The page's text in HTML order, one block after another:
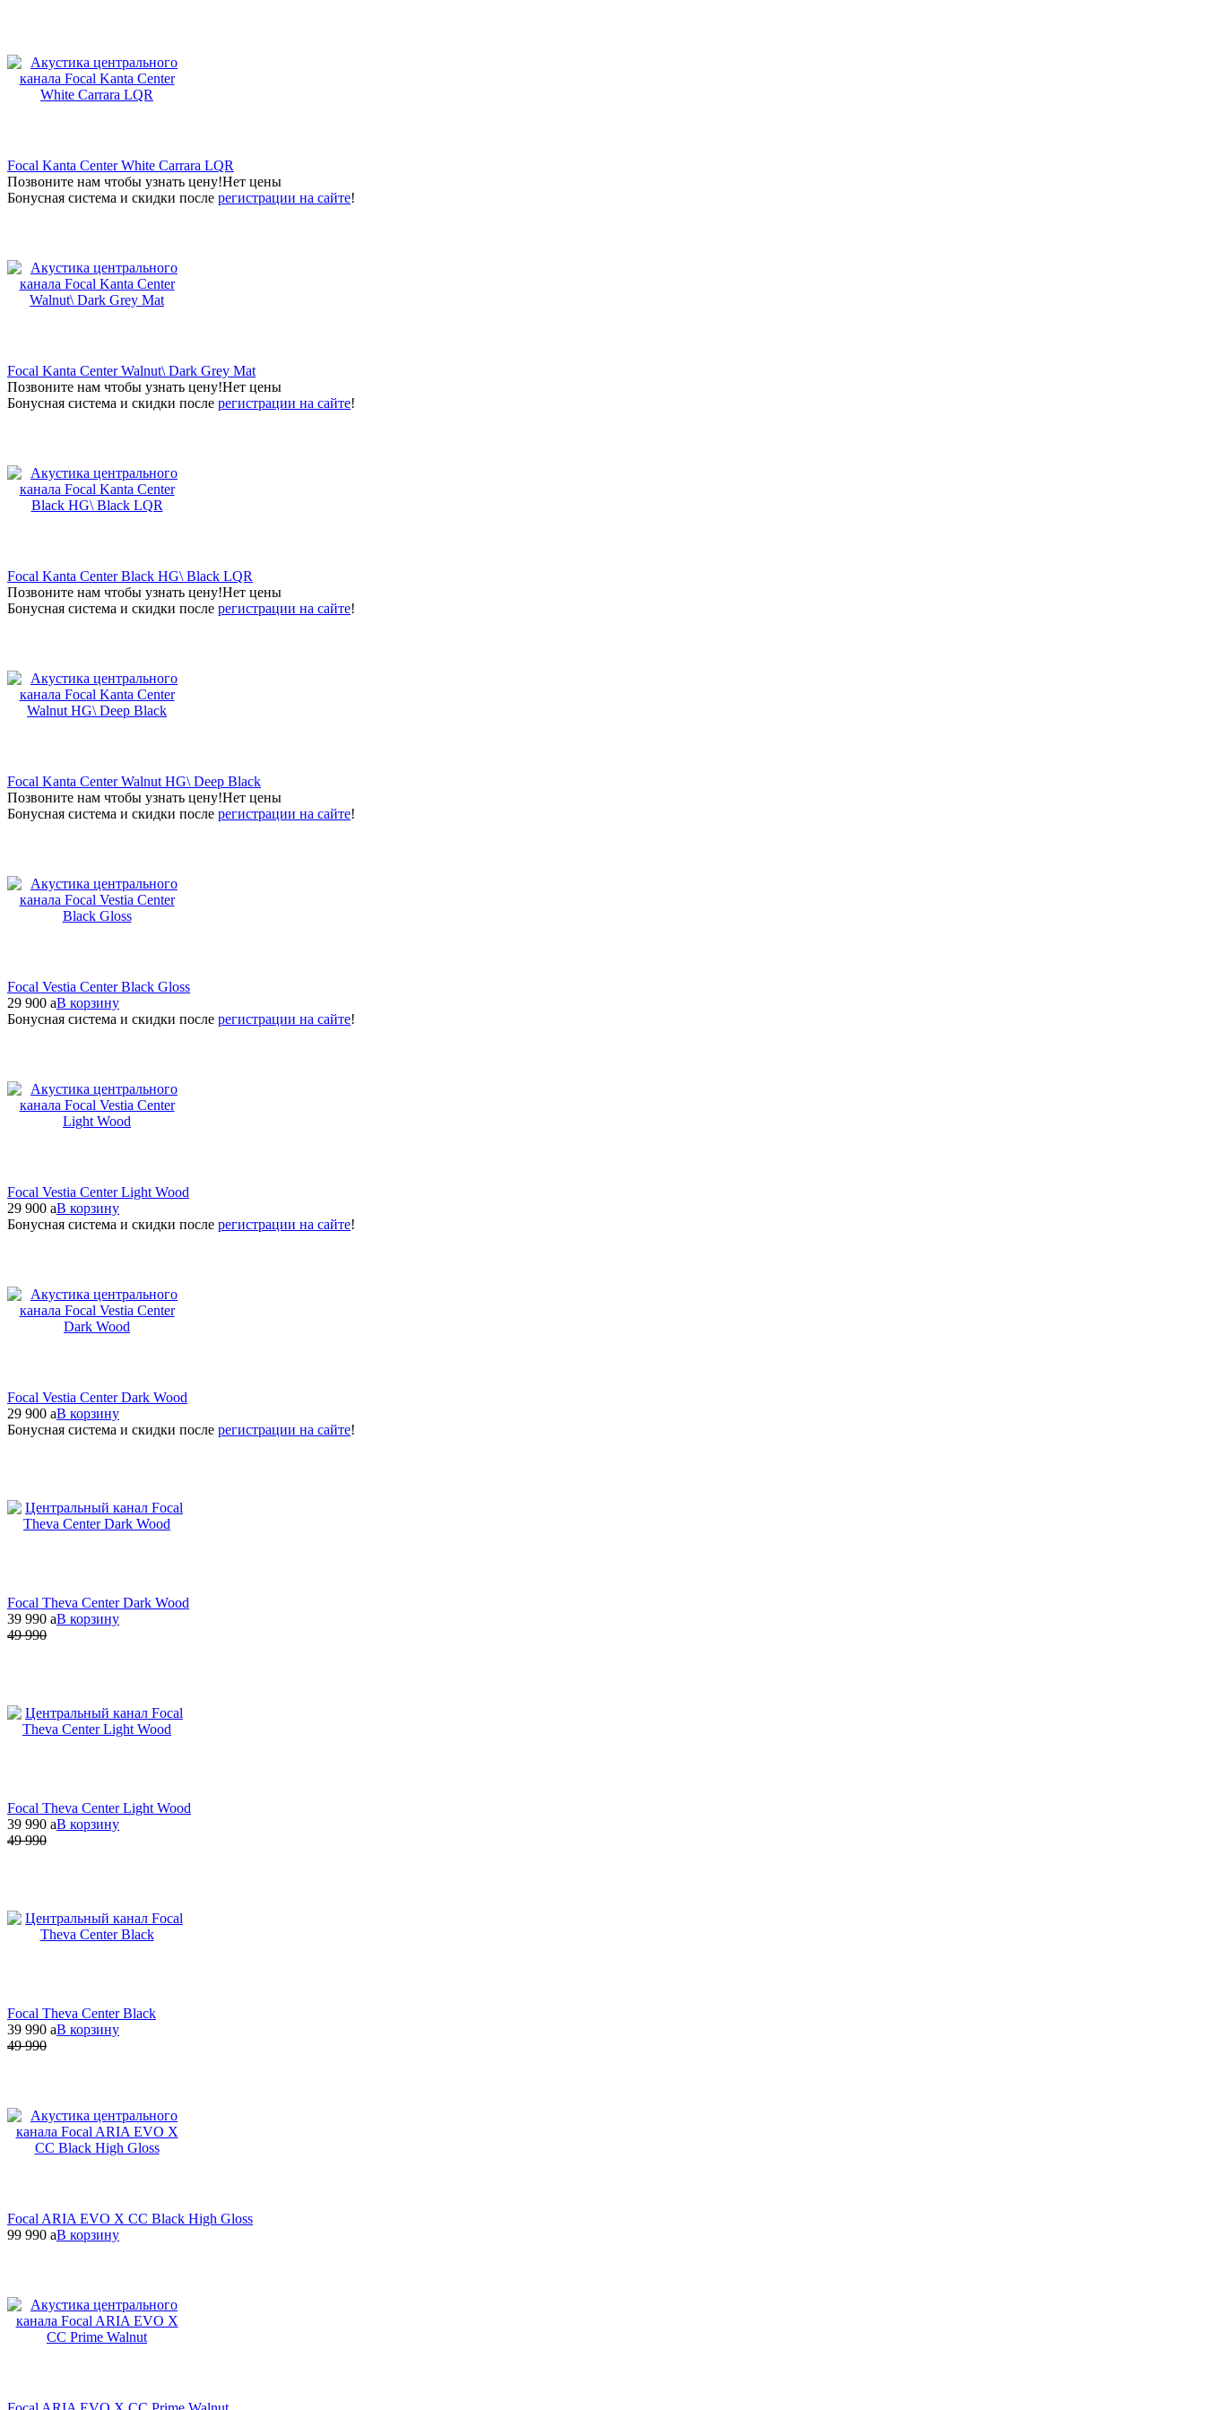
Focal Kanta Center White Carrara LQR
Позвоните нам чтобы узнать цену!Нет цены
Бонусная система и скидки после регистрации на сайте!
Focal Kanta Center Walnut\ Dark Grey Mat
Позвоните нам чтобы узнать цену!Нет цены
Бонусная система и скидки после регистрации на сайте!
Focal Kanta Center Black HG\ Black LQR
Позвоните нам чтобы узнать цену!Нет цены
Бонусная система и скидки после регистрации на сайте!
Focal Kanta Center Walnut HG\ Deep Black
Позвоните нам чтобы узнать цену!Нет цены
Бонусная система и скидки после регистрации на сайте!
Focal Vestia Center Black Gloss
29 900 aВ корзину
Бонусная система и скидки после регистрации на сайте!
Focal Vestia Center Light Wood
29 900 aВ корзину
Бонусная система и скидки после регистрации на сайте!
Focal Vestia Center Dark Wood
29 900 aВ корзину
Бонусная система и скидки после регистрации на сайте!
Focal Theva Center Dark Wood
39 990 aВ корзину
49 990
Focal Theva Center Light Wood
39 990 aВ корзину
49 990
Focal Theva Center Black
39 990 aВ корзину
49 990
Focal ARIA EVO X CC Black High Gloss
99 990 aВ корзину